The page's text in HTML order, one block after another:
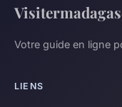
Votre guide en ligne
LIENS